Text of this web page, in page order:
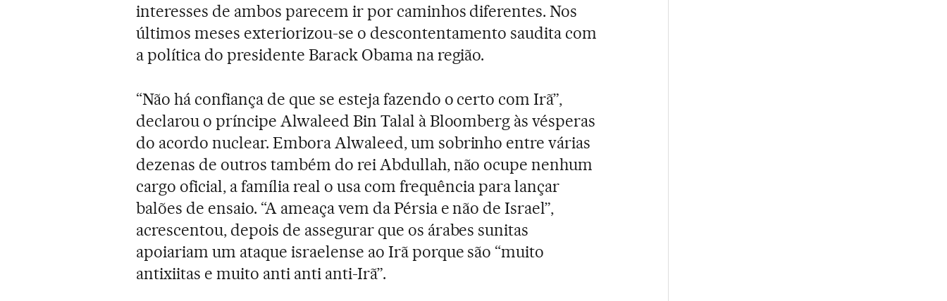
interesses de ambos parecem ir por caminhos diferentes. Nos
últimos meses exteriorizou-se o descontentamento saudita com
a política do presidente Barack Obama na região.
“Não há confiança de que se esteja fazendo o certo com Irã”,
declarou o príncipe Alwaleed Bin Talal à Bloomberg às vésperas
do acordo nuclear. Embora Alwaleed, um sobrinho entre várias
dezenas de outros também do rei Abdullah, não ocupe nenhum
cargo oficial, a família real o usa com frequência para lançar
balões de ensaio. “A ameaça vem da Pérsia e não de Israel”,
acrescentou, depois de assegurar que os árabes sunitas
apoiariam um ataque israelense ao Irã porque são “muito
antixiitas e muito anti anti anti-Irã”.